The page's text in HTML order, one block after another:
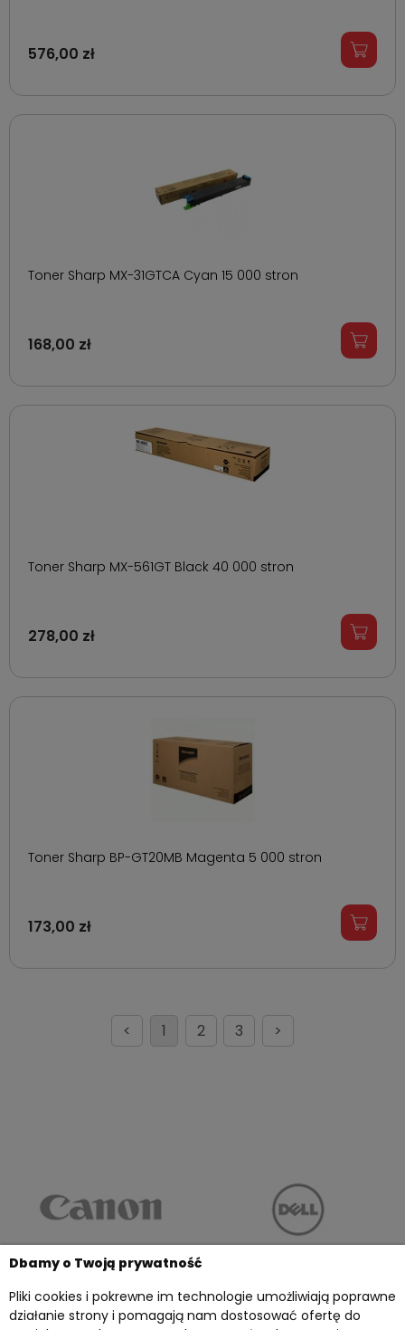
576,00 zł
Toner Sharp MX-31GTCA Cyan 15 000 stron
168,00 zł
Toner Sharp MX-561GT Black 40 000 stron
278,00 zł
Toner Sharp BP-GT20MB Magenta 5 000 stron
173,00 zł
< 1 2 3 >
Dbamy o Twoją prywatność
Pliki cookies i pokrewne im technologie umożliwiają poprawne
działanie strony i pomagają nam dostosować ofertę do